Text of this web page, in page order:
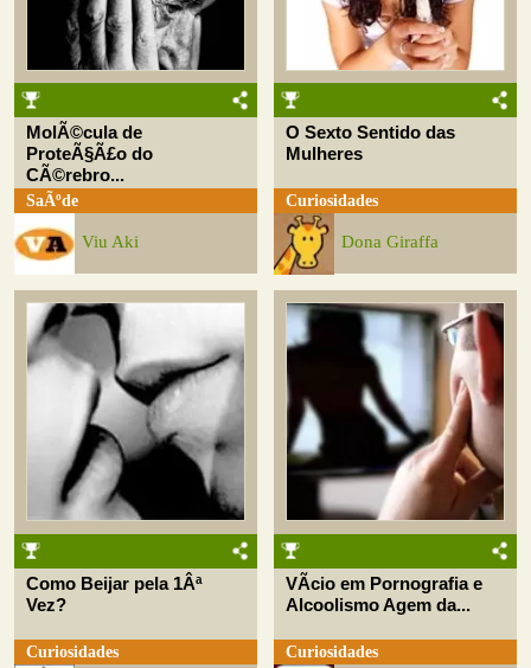
MolÃ©cula de
ProteÃ§Ã£o do
CÃ©rebro...
SaÃºde
Viu Aki
O Sexto Sentido das
Mulheres
Curiosidades
Dona Giraffa
Como Beijar pela 1Âª
Vez?
Curiosidades
VÃ­cio em Pornografia e
Alcoolismo Agem da...
Curiosidades